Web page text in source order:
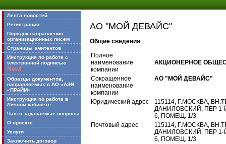
Лента новостей
Регистрация
Порядок направления
организационных писем
Страницы эмитентов
Инструкция по работе с
электронной подписью
New!
Образцы документов,
направляемых в АО «АЭИ
«ПРАЙМ»
Инструкция по работе в
Личном кабинете
Часто задаваемые вопросы
О проекте
Услуги
Заключить договор
АО "МОЙ ДЕВАЙС"
Общие сведения
Полное
наименование
компании
АКЦИОНЕРНОЕ
Сокращенное
наименование
компании
АО "МОЙ ДЕВАЙС"
Юридический адрес
115114, Г.МОСКВА,
ДАНИЛОВСКИЙ, ПЕР 1-
6, ПОМЕЩ. 1/3
Почтовый адрес
115114, Г.МОСКВА,
ДАНИЛОВСКИЙ, ПЕР 1-
6, ПОМЕЩ. 1/3